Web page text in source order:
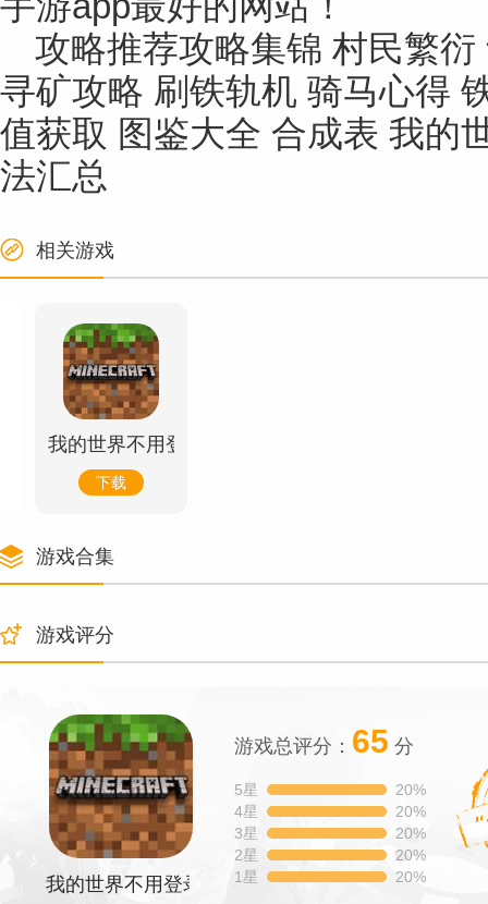
攻略推荐攻略集锦 村民繁
寻矿攻略 刷铁轨机 骑马心得
值获取 图鉴大全 合成表 我的
法汇总
相关游戏
我的世界不用登录版
下载
游戏合集
游戏评分
我的世界不用登录版
游戏总评分： 65 分
5星
20%
4星
20%
3星
20%
2星
20%
1星
20%